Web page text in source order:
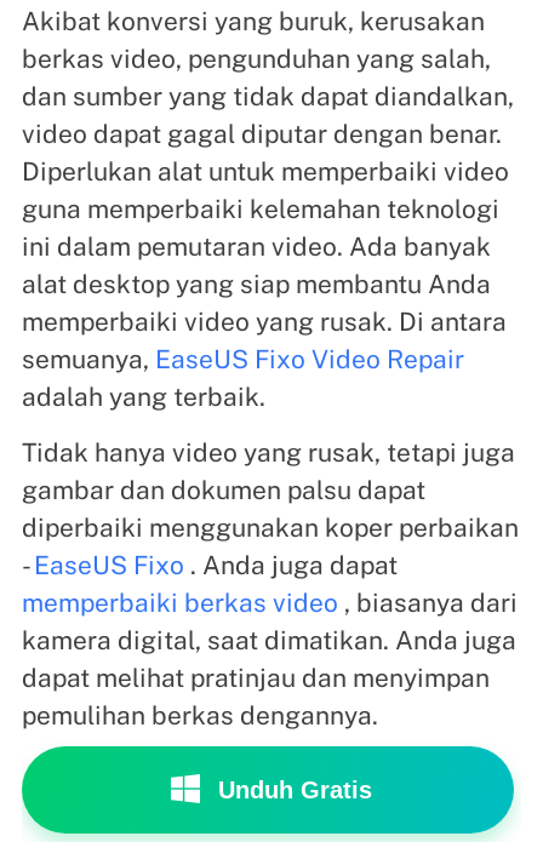
Akibat konversi yang buruk, kerusakan
berkas video, pengunduhan yang salah,
dan sumber yang tidak dapat diandalkan,
video dapat gagal diputar dengan benar.
Diperlukan alat untuk memperbaiki video
guna memperbaiki kelemahan teknologi
ini dalam pemutaran video. Ada banyak
alat desktop yang siap membantu Anda
memperbaiki video yang rusak. Di antara
semuanya, EaseUS Fixo Video Repair
adalah yang terbaik.
Tidak hanya video yang rusak, tetapi juga
gambar dan dokumen palsu dapat
diperbaiki menggunakan koper perbaikan
- EaseUS Fixo . Anda juga dapat
memperbaiki berkas video , biasanya dari
kamera digital, saat dimatikan. Anda juga
dapat melihat pratinjau dan menyimpan
pemulihan berkas dengannya.
Unduh Gratis